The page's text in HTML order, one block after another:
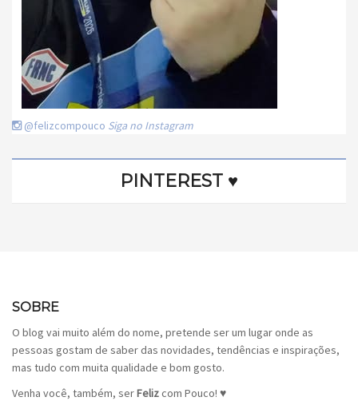
@felizcompouco Siga no Instagram
PINTEREST ♥
SOBRE
O blog vai muito além do nome, pretende ser um lugar onde as
pessoas gostam de saber das novidades, tendências e inspirações,
mas tudo com muita qualidade e bom gosto.
Venha você, também, serFelizcom Pouco! ♥